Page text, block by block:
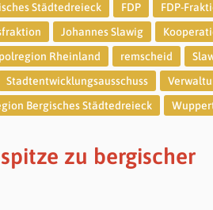
Städtedreieck
FDP
FDP-
Johannes Slawig
Rheinland
remscheid
Stadtentwicklungsausschuss
Bergisches Städtedreieck
zu bergischer